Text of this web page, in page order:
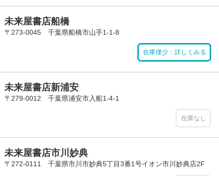
未来屋書店船橋
〒273-0045 千葉県船橋市山手1-1-8
在庫僅少：詳しくみる
未来屋書店新浦安
〒279-0012 千葉県浦安市入船1-4-1
在庫なし
未来屋書店市川妙典
〒272-0111 千葉県市川市妙典5丁目3番1号イオン市川妙典店2F